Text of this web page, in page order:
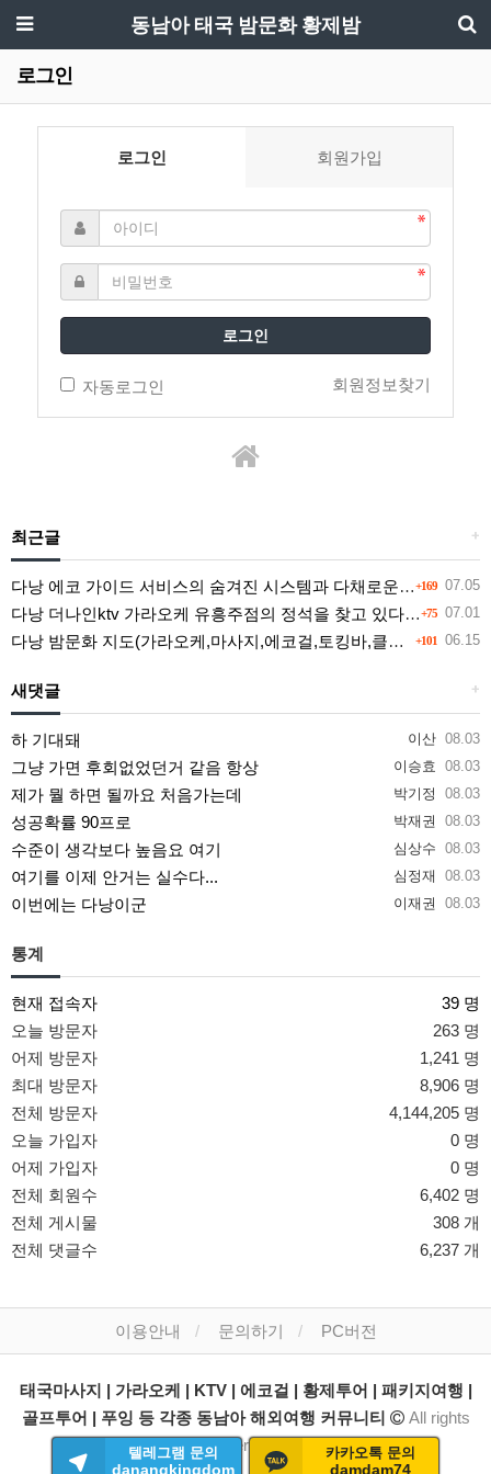
동남아 태국 밤문화 황제밤
로그인
로그인 회원가입
로그인
자동로그인 회원정보찾기
+
최근글
+169 07.05
다낭 에코 가이드 서비스의 숨겨진 시스템과 다채로운 인력 풀의 진실
+75 07.01
다낭 더나인ktv 가라오케 유흥주점의 정석을 찾고 있다면 여기
+101 06.15
다낭 밤문화 지도(가라오케,마사지,에코걸,토킹바,클럽) 유흥별 가격 및 후기공유
+
새댓글
이산 08.03
하 기대돼
이승효 08.03
그냥 가면 후회없었던거 같음 항상
박기정 08.03
제가 뭘 하면 될까요 처음가는데
박재권 08.03
성공확률 90프로
심상수 08.03
수준이 생각보다 높음요 여기
심정재 08.03
여기를 이제 안거는 실수다...
이재권 08.03
이번에는 다낭이군
통계
현재 접속자
39 명
오늘 방문자
263 명
어제 방문자
1,241 명
최대 방문자
8,906 명
전체 방문자
4,144,205 명
오늘 가입자
0 명
어제 가입자
0 명
전체 회원수
6,402 명
전체 게시물
308 개
전체 댓글수
6,237 개
텔레그램 문의
danangkingdom
카카오톡 문의
damdam74
이용안내 문의하기 PC버전
태국마사지 | 가라오케 | KTV | 에코걸 | 황제투어 | 패키지여행 |
골프투어 | 푸잉 등 각종 동남아 해외여행 커뮤니티
All rights
reserved.